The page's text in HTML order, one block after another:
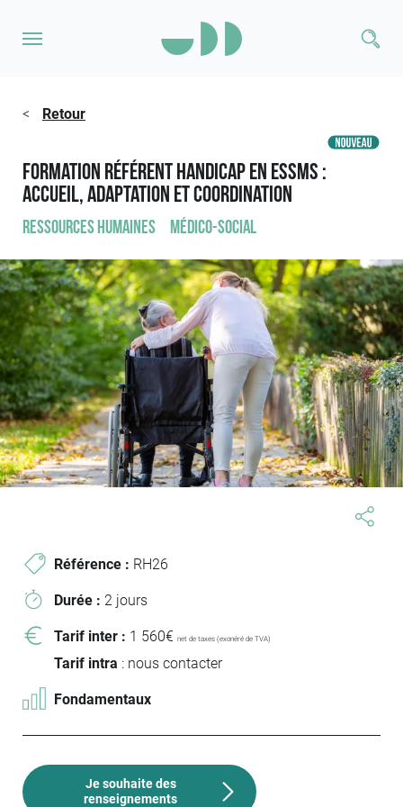
< Retour
Formation Référent handicap en ESSMS :
accueil, adaptation et coordination
Ressources humaines Médico-social
Référence : RH26
Durée : 2 jours
Tarif inter : 1 560€ net de taxes (exonéré de TVA)
Tarif intra : nous contacter
Fondamentaux
Je souhaite des
renseignements